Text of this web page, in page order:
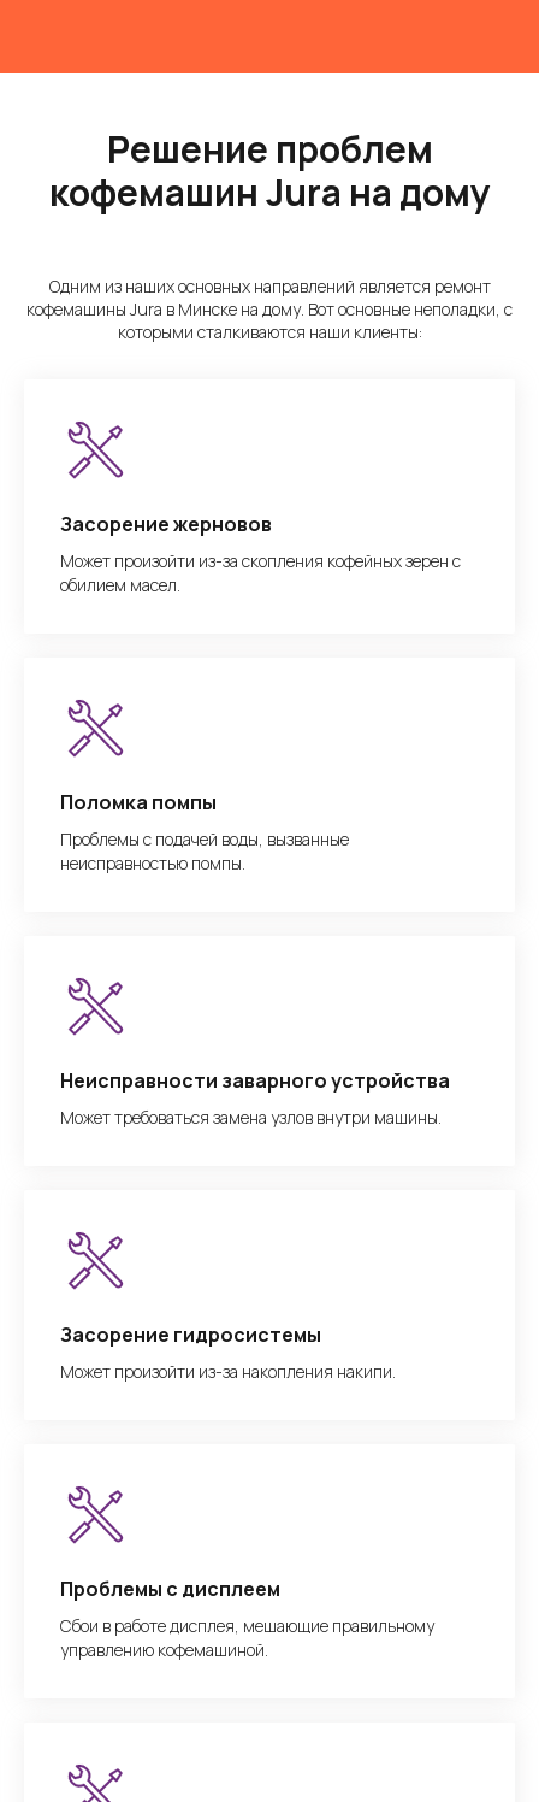
Решение проблем
кофемашин Jura на дому
Одним из наших основных направлений является ремонт
кофемашины Jura в Минске на дому. Вот основные неполадки, с
которыми сталкиваются наши клиенты:
Засорение жерновов
Может произойти из-за скопления кофейных зерен с
обилием масел.
Поломка помпы
Проблемы с подачей воды, вызванные
неисправностью помпы.
Неисправности заварного устройства
Может требоваться замена узлов внутри машины.
Засорение гидросистемы
Может произойти из-за накопления накипи.
Проблемы с дисплеем
Сбои в работе дисплея, мешающие правильному
управлению кофемашиной.